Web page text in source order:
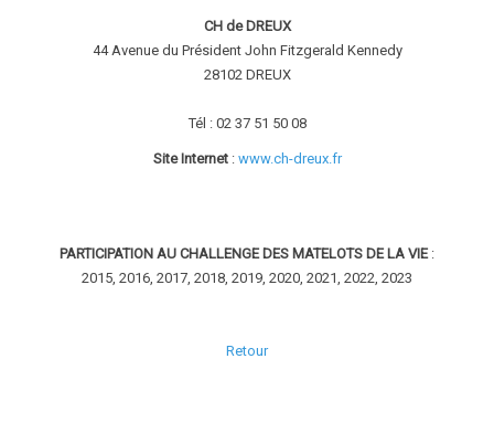
CH de DREUX
44 Avenue du Président John Fitzgerald Kennedy
28102 DREUX
Tél : 02 37 51 50 08
Site Internet : www.ch-dreux.fr
PARTICIPATION AU CHALLENGE DES MATELOTS DE LA VIE:
2015, 2016, 2017, 2018, 2019, 2020, 2021, 2022, 2023
Retour